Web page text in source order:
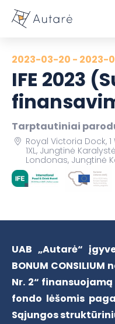
2023-03-20 - 2023-
IFE 2023
Tarptautiniai
Royal Victoria Dock,
1XL, Jungtinė Karalystė
Londonas, Jungtinė
UAB „Autarė“
BONUM
Nr. 2“
fondo lėšomis
Sąjungos